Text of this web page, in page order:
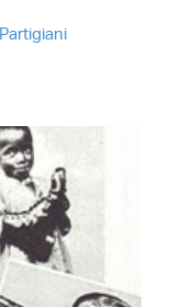
Partigiani